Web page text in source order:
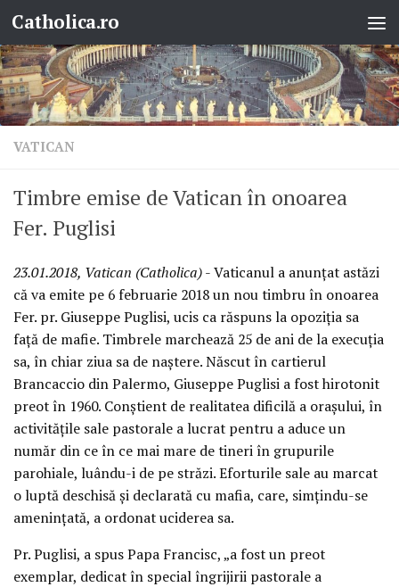
Skip to content
Catholica.ro
VATICAN
Timbre emise de Vatican în onoarea
Fer. Puglisi
23.01.2018, Vatican (Catholica)- Vaticanul a anunțat astăzi
că va emite pe 6 februarie 2018 un nou timbru în onoarea
Fer. pr. Giuseppe Puglisi, ucis ca răspuns la opoziția sa
față de mafie. Timbrele marchează 25 de ani de la execuția
sa, în chiar ziua sa de naștere. Născut în cartierul
Brancaccio din Palermo, Giuseppe Puglisi a fost hirotonit
preot în 1960. Conștient de realitatea dificilă a orașului, în
activitățile sale pastorale a lucrat pentru a aduce un
număr din ce în ce mai mare de tineri în grupurile
parohiale, luându-i de pe străzi. Eforturile sale au marcat
o luptă deschisă și declarată cu mafia, care, simțindu-se
amenințată, a ordonat uciderea sa.
Pr. Puglisi, a spus Papa Francisc, „a fost un preot
exemplar, dedicat în special îngrijirii pastorale a